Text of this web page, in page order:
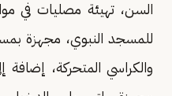
السن، تهيئة مصليات في
للمسجد النبوي، مجهزة
والكراسي المتحركة،